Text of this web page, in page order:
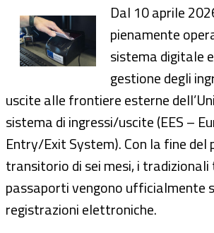
Dal 10 aprile
pienamente
sistema digitale
gestione degli
uscite alle frontiere esterne
sistema di ingressi/uscite (EES –
Entry/Exit System). Con la fine del
transitorio di sei mesi, i tradizionali
passaporti vengono ufficialmente
registrazioni elettroniche.